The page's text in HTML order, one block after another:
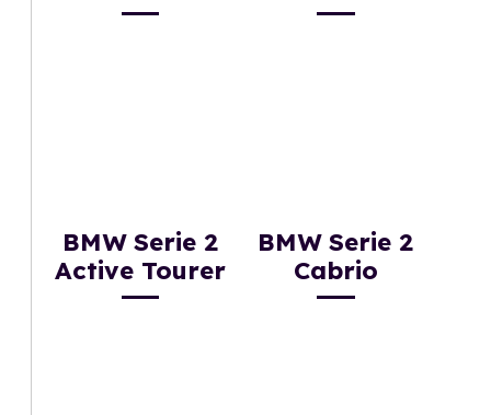
BMW Serie 2
Active Tourer
BMW Serie 2
Cabrio